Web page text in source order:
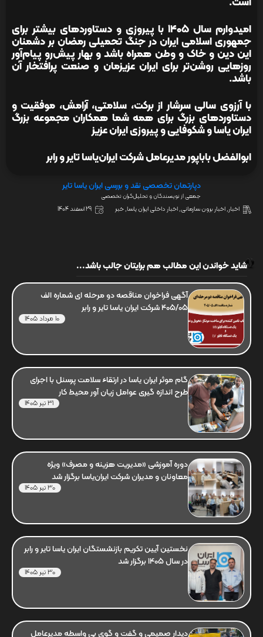
امیدوارم سال ۱۴۰۵ با پیروزی و دستاوردهای بیشتر برای
جمهوری اسلامی ایران در جنگ تحمیلی رمضان بر دشمنان
این دین و خاک و وطن همراه باشد و بهار پیش‌رو پیام‌آور
روزهایی روشن‌تر برای ایران عزیزمان و صنعت پرافتخار آن
باشد.
با آرزوی سالی سرشار از برکت، سلامتی، آرامش، موفقیت و
دستاوردهای بزرگ برای همه شما همکاران مجموعه بزرگ
ایران یاسا و شکوفایی و پیروزی ایران عزیز
ابوالفضل باباپور مدیرعامل شرکت ایران‌یاسا تایر و رابر
دپارتمان تخصصی نقد و بررسی ایران یاسا تایر
جمعی از نویسندگان و تحلیل‌گران تخصصی
اخبار,اخبار برون سازمانی,اخبار داخلی ایران یاسا,خبر 29 اسفند 1404
شاید خواندن این مطالب هم برایتان جالب باشد...
آگهی فراخوان مناقصه دو مرحله ای شماره الف
405/05 شرکت ایران یاسا تایر و رابر
10 مرداد 1405
گام موثر ایران یاسا در ارتقاء سلامت پرسنل با اجرای
طرح اندازه گیری عوامل زیان آور محیط کار
31 تیر 1405
دوره آموزشی «مدیریت هزینه و مصرف» ویژه
معاونان و مدیران شرکت ایران‌یاسا برگزار شد
30 تیر 1405
نخستین آیین تکریم بازنشستگان ایران یاسا تایر و رابر
در سال 1405 برگزار شد
30 تیر 1405
دیدار صمیمی و گفت و گوی بی واسطه مدیرعامل